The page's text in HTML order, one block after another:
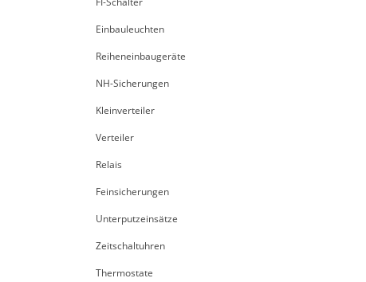
Einbauleuchten
Reiheneinbaugeräte
NH-Sicherungen
Kleinverteiler
Verteiler
Relais
Feinsicherungen
Unterputzeinsätze
Zeitschaltuhren
Thermostate